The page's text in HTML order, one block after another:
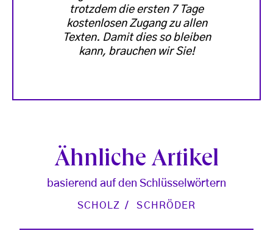
trotzdem die ersten 7 Tage
kostenlosen Zugang zu allen
Texten. Damit dies so bleiben
kann, brauchen wir Sie!
Ähnliche Artikel
basierend auf den Schlüsselwörtern
SCHOLZ SCHRÖDER